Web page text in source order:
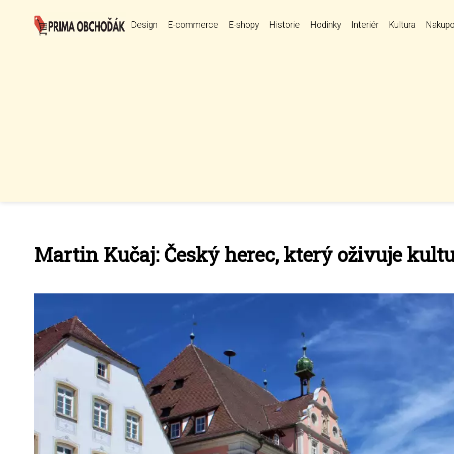
Design E-commerce E-shopy Historie Hodinky Interiér Kultura
Martin Kučaj: Český herec, který oživuje